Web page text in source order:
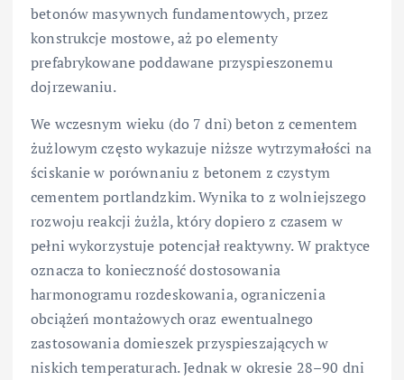
betonów masywnych fundamentowych, przez
konstrukcje mostowe, aż po elementy
prefabrykowane poddawane przyspieszonemu
dojrzewaniu.
We wczesnym wieku (do 7 dni) beton z cementem
żużlowym często wykazuje niższe wytrzymałości na
ściskanie w porównaniu z betonem z czystym
cementem portlandzkim. Wynika to z wolniejszego
rozwoju reakcji żużla, który dopiero z czasem w
pełni wykorzystuje potencjał reaktywny. W praktyce
oznacza to konieczność dostosowania
harmonogramu rozdeskowania, ograniczenia
obciążeń montażowych oraz ewentualnego
zastosowania domieszek przyspieszających w
niskich temperaturach. Jednak w okresie 28–90 dni